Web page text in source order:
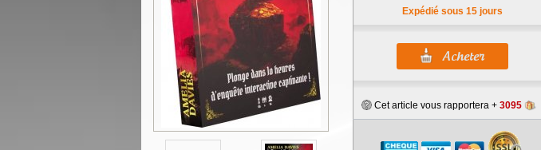
Expédié sous 15 jours
Cet article vous rapportera + 3095